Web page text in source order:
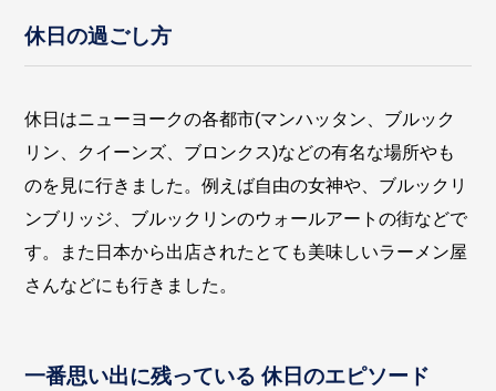
休日の過ごし方
休日はニューヨークの各都市(マンハッタン、ブルック
リン、クイーンズ、ブロンクス)などの有名な場所やも
のを見に行きました。例えば自由の女神や、ブルックリ
ンブリッジ、ブルックリンのウォールアートの街などで
す。また日本から出店されたとても美味しいラーメン屋
さんなどにも行きました。
一番思い出に残っている 休日のエピソード